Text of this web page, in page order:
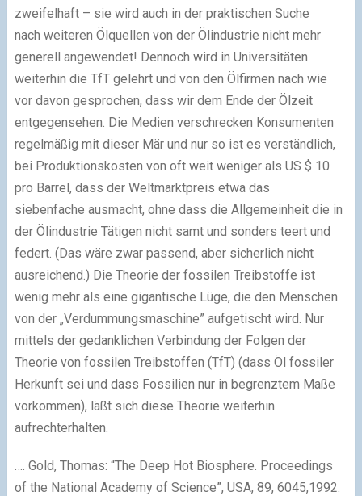
zweifelhaft – sie wird auch in der praktischen Suche
nach weiteren Ölquellen von der Ölindustrie nicht mehr
generell angewendet! Dennoch wird in Universitäten
weiterhin die TfT gelehrt und von den Ölfirmen nach wie
vor davon gesprochen, dass wir dem Ende der Ölzeit
entgegensehen. Die Medien verschrecken Konsumenten
regelmäßig mit dieser Mär und nur so ist es verständlich,
bei Produktionskosten von oft weit weniger als US $ 10
pro Barrel, dass der Weltmarktpreis etwa das
siebenfache ausmacht, ohne dass die Allgemeinheit die in
der Ölindustrie Tätigen nicht samt und sonders teert und
federt. (Das wäre zwar passend, aber sicherlich nicht
ausreichend.) Die Theorie der fossilen Treibstoffe ist
wenig mehr als eine gigantische Lüge, die den Menschen
von der „Verdummungsmaschine” aufgetischt wird. Nur
mittels der gedanklichen Verbindung der Folgen der
Theorie von fossilen Treibstoffen (TfT) (dass Öl fossiler
Herkunft sei und dass Fossilien nur in begrenztem Maße
vorkommen), läßt sich diese Theorie weiterhin
aufrechterhalten.
…. Gold, Thomas: “The Deep Hot Biosphere. Proceedings
of the National Academy of Science”, USA, 89, 6045,1992.